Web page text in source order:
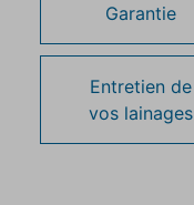
Garantie
Entretien de
vos lainages